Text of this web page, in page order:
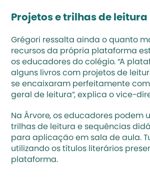
Projetos e trilhas de leitura
Grégori ressalta ainda o quanto
recursos da própria plataforma
os educadores do colégio. “A
alguns livros com projetos de
se encaixaram perfeitamente
geral de leitura”, explica o vice-
Na Árvore, os educadores podem
trilhas de leitura e sequências
para aplicação em sala de aula.
utilizando os títulos literários
plataforma.